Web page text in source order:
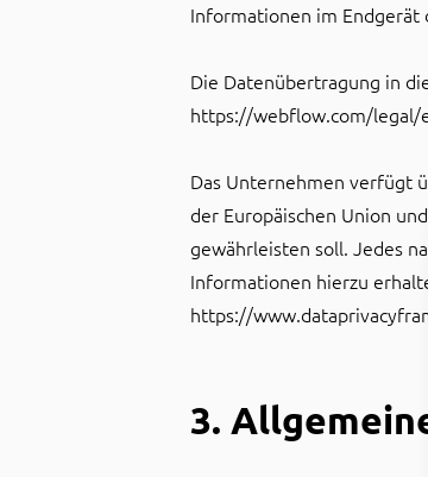
Informationen im Endgerät
Die Datenübertragung in
https://webflow.com/legal/
Das Unternehmen verfügt
der Europäischen Union
gewährleisten soll. Jedes
Informationen hierzu
https://
3.